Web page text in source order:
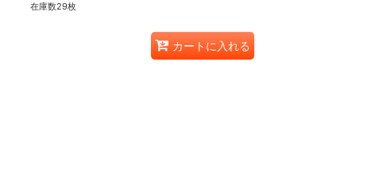
在庫数29枚
カートに入れる